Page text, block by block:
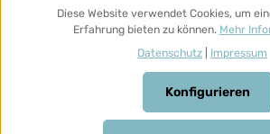
Diese Website verwendet Cookies, um
Erfahrung bieten zu können. Mehr
Datenschutz
Impressum
Konfigurieren